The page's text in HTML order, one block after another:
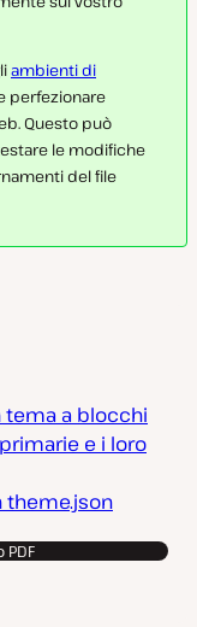
ambienti di
perfezionare
Questo può
le modifiche
del file
tema a blocchi
e i loro
theme.json